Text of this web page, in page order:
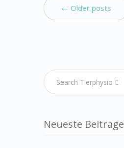
← Older posts
Neueste Beiträge